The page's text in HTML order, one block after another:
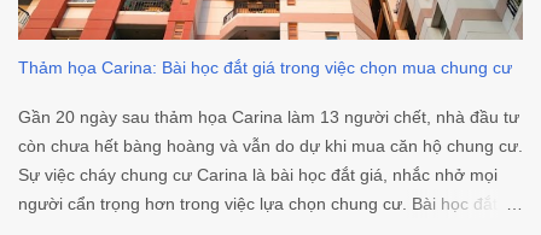
Thảm họa Carina: Bài học đắt giá trong việc chọn mua chung cư
Gần 20 ngày sau thảm họa Carina làm 13 người chết, nhà đầu tư
còn chưa hết bàng hoàng và vẫn do dự khi mua căn hộ chung cư.
Sự việc cháy chung cư Carina là bài học đắt giá, nhắc nhở mọi
người cẩn trọng hơn trong việc lựa chọn chung cư. Bài học đắt